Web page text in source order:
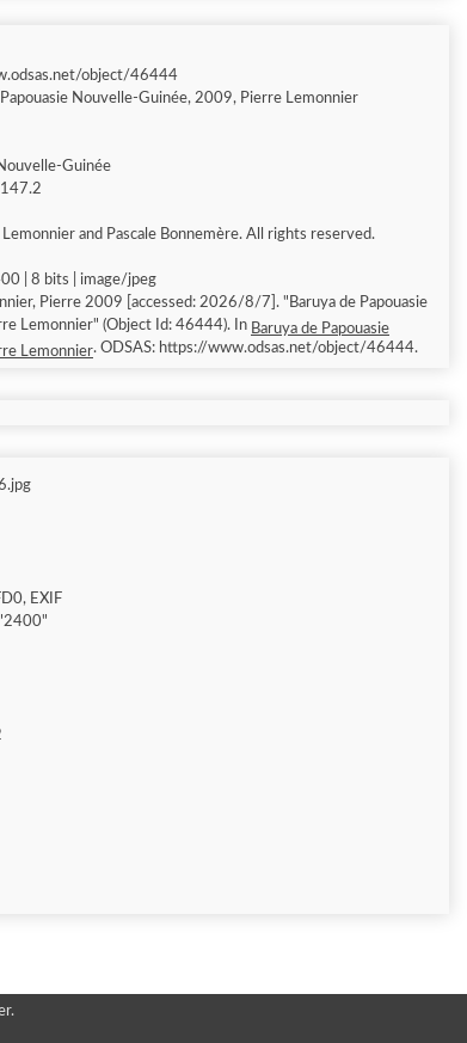
object/46444
Papouasie Nouvelle-Guinée, 2009, Pierre Lemonnier
Guinée
and Pascale Bonnemère. All rights reserved.
| 8 bits | image/jpeg
Pierre 2009 [accessed: 2026/8/7]. "Baruya de Papouasie
Lemonnier" (Object Id: 46444). In Baruya de Papouasie
Lemonnier . ODSAS: https://www.odsas.net/object/46444.
EXIF